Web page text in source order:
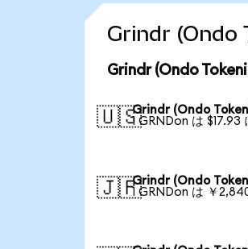
Grindr (Ondo
Grindr (Ondo
🇺🇸Grindr (Ondo
1 GRNDon は $17.93
🇯🇵Grindr (Ondo
1 GRNDon は ￥